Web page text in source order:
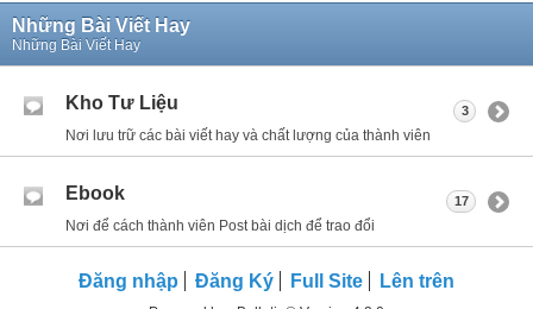
Những Bài Viết Hay
Những Bài Viết Hay
Kho Tư Liệu
Nơi lưu trữ các bài viết hay và chất lượng của thành viên
3
Ebook
Nơi để cách thành viên Post bài dịch để trao đổi
17
Đăng nhập Đăng Ký Full Site Lên trên